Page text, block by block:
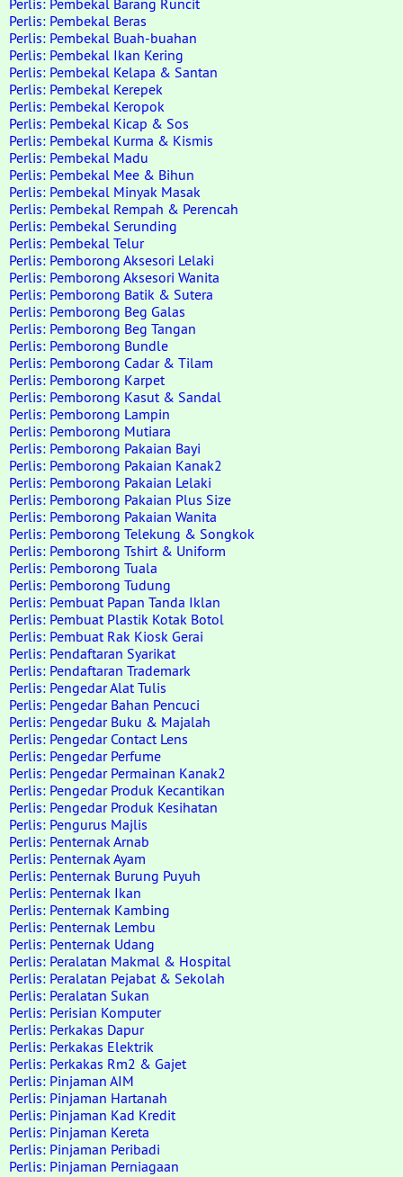
Perlis: Pembekal Barang Runcit
Perlis: Pembekal Beras
Perlis: Pembekal Buah-buahan
Perlis: Pembekal Ikan Kering
Perlis: Pembekal Kelapa & Santan
Perlis: Pembekal Kerepek
Perlis: Pembekal Keropok
Perlis: Pembekal Kicap & Sos
Perlis: Pembekal Kurma & Kismis
Perlis: Pembekal Madu
Perlis: Pembekal Mee & Bihun
Perlis: Pembekal Minyak Masak
Perlis: Pembekal Rempah & Perencah
Perlis: Pembekal Serunding
Perlis: Pembekal Telur
Perlis: Pemborong Aksesori Lelaki
Perlis: Pemborong Aksesori Wanita
Perlis: Pemborong Batik & Sutera
Perlis: Pemborong Beg Galas
Perlis: Pemborong Beg Tangan
Perlis: Pemborong Bundle
Perlis: Pemborong Cadar & Tilam
Perlis: Pemborong Karpet
Perlis: Pemborong Kasut & Sandal
Perlis: Pemborong Lampin
Perlis: Pemborong Mutiara
Perlis: Pemborong Pakaian Bayi
Perlis: Pemborong Pakaian Kanak2
Perlis: Pemborong Pakaian Lelaki
Perlis: Pemborong Pakaian Plus Size
Perlis: Pemborong Pakaian Wanita
Perlis: Pemborong Telekung & Songkok
Perlis: Pemborong Tshirt & Uniform
Perlis: Pemborong Tuala
Perlis: Pemborong Tudung
Perlis: Pembuat Papan Tanda Iklan
Perlis: Pembuat Plastik Kotak Botol
Perlis: Pembuat Rak Kiosk Gerai
Perlis: Pendaftaran Syarikat
Perlis: Pendaftaran Trademark
Perlis: Pengedar Alat Tulis
Perlis: Pengedar Bahan Pencuci
Perlis: Pengedar Buku & Majalah
Perlis: Pengedar Contact Lens
Perlis: Pengedar Perfume
Perlis: Pengedar Permainan Kanak2
Perlis: Pengedar Produk Kecantikan
Perlis: Pengedar Produk Kesihatan
Perlis: Pengurus Majlis
Perlis: Penternak Arnab
Perlis: Penternak Ayam
Perlis: Penternak Burung Puyuh
Perlis: Penternak Ikan
Perlis: Penternak Kambing
Perlis: Penternak Lembu
Perlis: Penternak Udang
Perlis: Peralatan Makmal & Hospital
Perlis: Peralatan Pejabat & Sekolah
Perlis: Peralatan Sukan
Perlis: Perisian Komputer
Perlis: Perkakas Dapur
Perlis: Perkakas Elektrik
Perlis: Perkakas Rm2 & Gajet
Perlis: Pinjaman AIM
Perlis: Pinjaman Hartanah
Perlis: Pinjaman Kad Kredit
Perlis: Pinjaman Kereta
Perlis: Pinjaman Peribadi
Perlis: Pinjaman Perniagaan